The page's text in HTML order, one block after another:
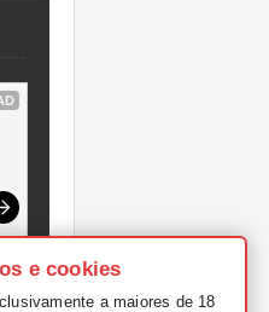
e cookies
a maiores de 18